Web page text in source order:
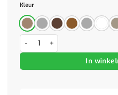
Kleur
Hoekbureau 120x140x75 cm
In